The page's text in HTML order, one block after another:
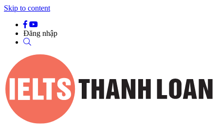
Skip to content
Đăng nhập